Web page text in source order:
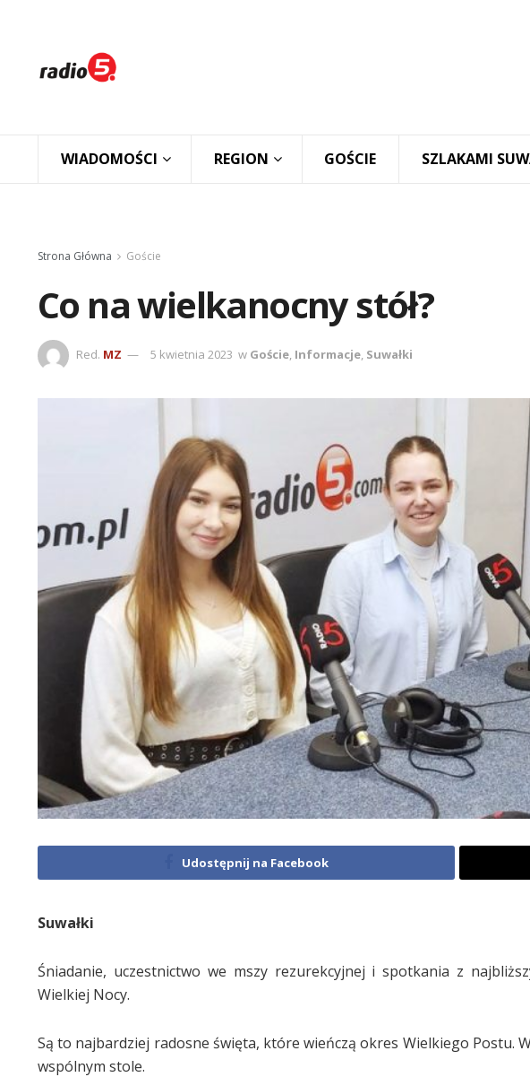
WIADOMOŚCI REGION GOŚCIE SZLAKAMI
Strona Główna Goście
Co na wielkanocny stół?
Red. MZ 5 kwietnia 2023 w Goście, Informacje, Suwałki
Udostępnij na Facebook
Suwałki
Śniadanie, uczestnictwo we mszy rezurekcyjnej i spotkania z
Wielkiej Nocy.
Są to najbardziej radosne święta, które wieńczą okres Wielkiego Postu.
wspólnym stole.